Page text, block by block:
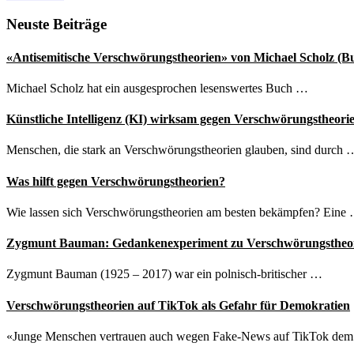
um
der
„Querdenken“-
Seitenspalte
Neuste Beiträge
«Antisemitische Verschwörungstheorien» von Michael Scholz
Michael Scholz hat ein ausgesprochen lesenswertes Buch …
Künstliche Intelligenz (KI) wirksam gegen
Menschen, die stark an Verschwörungstheorien glauben, sind durch
Was hilft gegen Verschwörungstheorien?
Wie lassen sich Verschwörungstheorien am besten bekämpfen? Eine
Zygmunt Bauman: Gedankenexperiment zu
Zygmunt Bauman (1925 – 2017) war ein polnisch-britischer …
Verschwörungstheorien auf TikTok als Gefahr für Demokratien
«Junge Menschen vertrauen auch wegen Fake-News auf TikTok